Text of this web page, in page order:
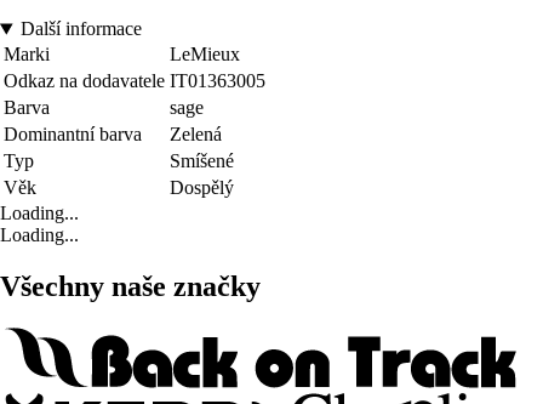
Další informace
Marki
LeMieux
Odkaz na dodavatele IT01363005
Barva
sage
Dominantní barva
Zelená
Typ
Smíšené
Věk
Dospělý
Loading...
Loading...
Všechny naše značky